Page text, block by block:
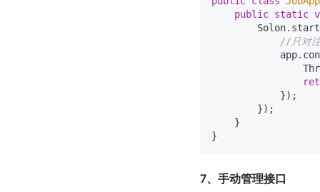
public static
//只对
            });
        });
    }
7、手动管理接口